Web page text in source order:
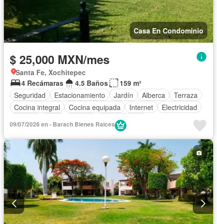
Casa En Condominio
$ 25,000 MXN/mes
Santa Fe, Xochitepec
4 Recámaras
4.5 Baños
159 m²
Seguridad
Estacionamiento Jardín Alberca
Terraza
Cocina integral
Cocina equipada Internet
Electricidad
Zonas verdes
Caseta de vigilancia
Solo familias
Completamente amueblado
09/07/2026 en - Barach Bienes Raices